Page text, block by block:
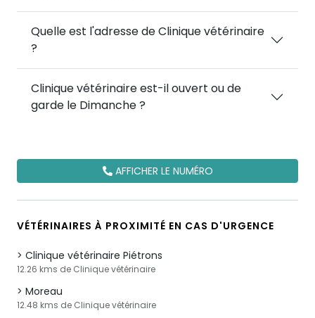
Quelle est l'adresse de Clinique vétérinaire
?
Clinique vétérinaire est-il ouvert ou de
garde le Dimanche ?
AFFICHER LE NUMÉRO
VÉTÉRINAIRES À PROXIMITÉ EN CAS D'URGENCE
Clinique vétérinaire Piétrons
12.26 kms de Clinique vétérinaire
Moreau
12.48 kms de Clinique vétérinaire